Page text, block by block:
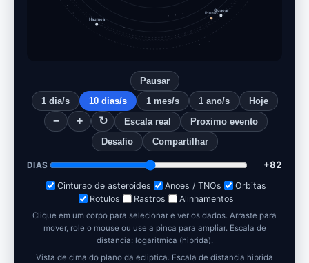
Plutao
Haumea
Quaoar
Pausar
1 dia/s
10 dias/s 1 mes/s 1 ano/s Hoje
− + ↻ Escala real
Proximo evento
Desafio
Compartilhar
DIAS
+91
Cinturao de asteroides
Anoes / TNOs
Orbitas
Rotulos
Rastros Alinhamentos
Clique em um corpo para selecionar e ver os dados. Arraste para
mover, role o mouse ou use a pinca para ampliar. Escala de
distancia: logaritmica (hibrida).
Vista de cima do plano da ecliptica. Escala de distancia hibrida